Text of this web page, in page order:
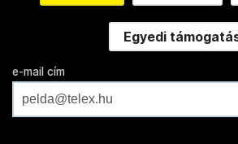
Egyedi
e-mail cím